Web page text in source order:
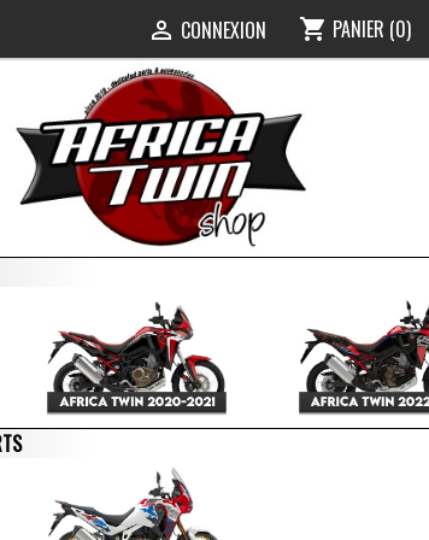
 CONNEXION shopping_cart PANIER (0)